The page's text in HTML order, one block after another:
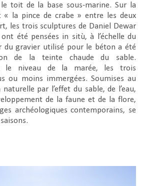
toit de la base sous-marine. Sur la
« la pince de crabe » entre les deux
les trois sculptures de Daniel Dewar
été pensées in sitù, à l’échelle du
du gravier utilisé pour le béton a été
de la teinte chaude du sable.
le niveau de la marée, les trois
ou moins immergées. Soumises au
naturelle par l’effet du sable, de l’eau,
de la faune et de la flore,
archéologiques contemporains, se